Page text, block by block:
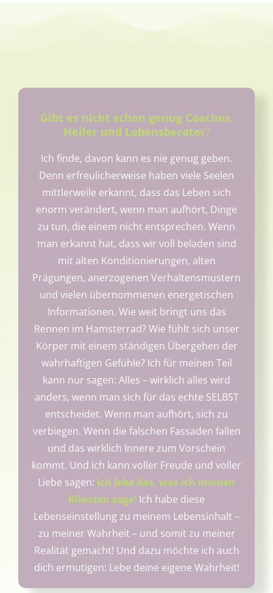
Gibt es nicht schon genug Coaches,
Heiler und Lebensberater?
Ich finde, davon kann es nie genug geben.
Denn erfreulicherweise haben viele Seelen
mittlerweile erkannt, dass das Leben sich
enorm verändert, wenn man aufhört, Dinge
zu tun, die einem nicht entsprechen. Wenn
man erkannt hat, dass wir voll beladen sind
mit alten Konditionierungen, alten
Prägungen, anerzogenen Verhaltensmustern
und vielen übernommenen energetischen
Informationen. Wie weit bringt uns das
Rennen im Hamsterrad? Wie fühlt sich unser
Körper mit einem ständigen Übergehen der
wahrhaftigen Gefühle? Ich für meinen Teil
kann nur sagen: Alles – wirklich alles wird
anders, wenn man sich für das echte SELBST
entscheidet. Wenn man aufhört, sich zu
verbiegen. Wenn die falschen Fassaden fallen
und das wirklich Innere zum Vorschein
kommt. Und ich kann voller Freude und voller
Liebe sagen: Ich lebe das, was ich meinen
Klienten sage! Ich habe diese
Lebenseinstellung zu meinem Lebensinhalt –
zu meiner Wahrheit – und somit zu meiner
Realität gemacht! Und dazu möchte ich auch
dich ermutigen: Lebe deine eigene Wahrheit!